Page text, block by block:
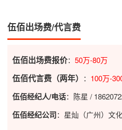
伍佰出场费/代言费
伍佰出场费报价： 50万-80万
伍佰代言费（两年） ： 100万-
伍佰经纪人/电话：陈星 /
伍佰经纪公司：星灿（广州）文